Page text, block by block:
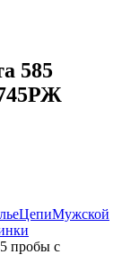
585
ЦепиМужской
пробы с